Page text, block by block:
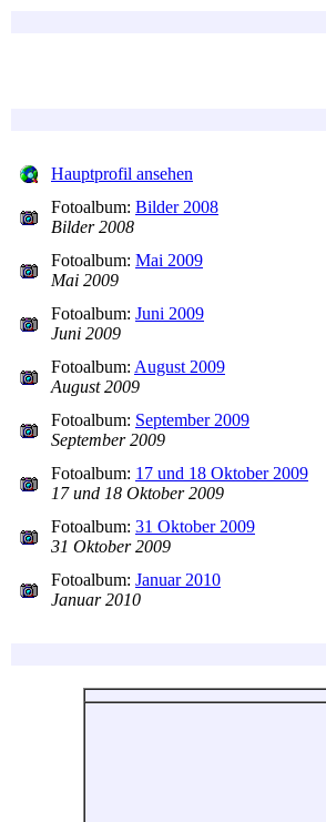
Hauptprofil ansehen
Fotoalbum: Bilder 2008
Bilder 2008
Fotoalbum: Mai 2009
Mai 2009
Fotoalbum: Juni 2009
Juni 2009
Fotoalbum: August 2009
August 2009
Fotoalbum: September 2009
September 2009
Fotoalbum: 17 und 18 Oktober 2009
17 und 18 Oktober 2009
Fotoalbum: 31 Oktober 2009
31 Oktober 2009
Fotoalbum: Januar 2010
Januar 2010